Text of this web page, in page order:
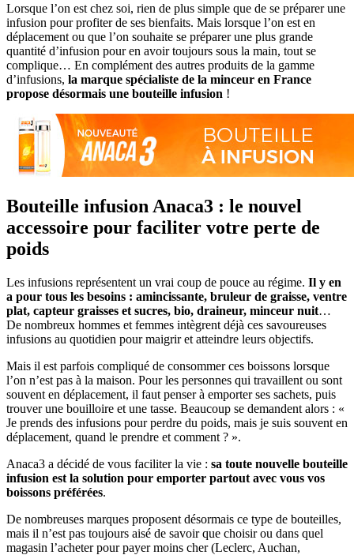
Lorsque l’on est chez soi, rien de plus simple que de se préparer une
infusion pour profiter de ses bienfaits. Mais lorsque l’on est en
déplacement ou que l’on souhaite se préparer une plus grande
quantité d’infusion pour en avoir toujours sous la main, tout se
complique… En complément des autres produits de la gamme
d’infusions, la marque spécialiste de la minceur en France
propose désormais une bouteille infusion !
Bouteille infusion Anaca3 : le nouvel
accessoire pour faciliter votre perte de
poids
Les infusions représentent un vrai coup de pouce au régime. Il y en
a pour tous les besoins : amincissante, bruleur de graisse, ventre
plat, capteur graisses et sucres, bio, draineur, minceur nuit…
De nombreux hommes et femmes intègrent déjà ces savoureuses
infusions au quotidien pour maigrir et atteindre leurs objectifs.
Mais il est parfois compliqué de consommer ces boissons lorsque
l’on n’est pas à la maison. Pour les personnes qui travaillent ou sont
souvent en déplacement, il faut penser à emporter ses sachets, puis
trouver une bouilloire et une tasse. Beaucoup se demandent alors : «
Je prends des infusions pour perdre du poids, mais je suis souvent en
déplacement, quand le prendre et comment ? ».
Anaca3 a décidé de vous faciliter la vie : sa toute nouvelle bouteille
infusion est la solution pour emporter partout avec vous vos
boissons préférées.
De nombreuses marques proposent désormais ce type de bouteilles,
mais il n’est pas toujours aisé de savoir que choisir ou dans quel
magasin l’acheter pour payer moins cher (Leclerc, Auchan,